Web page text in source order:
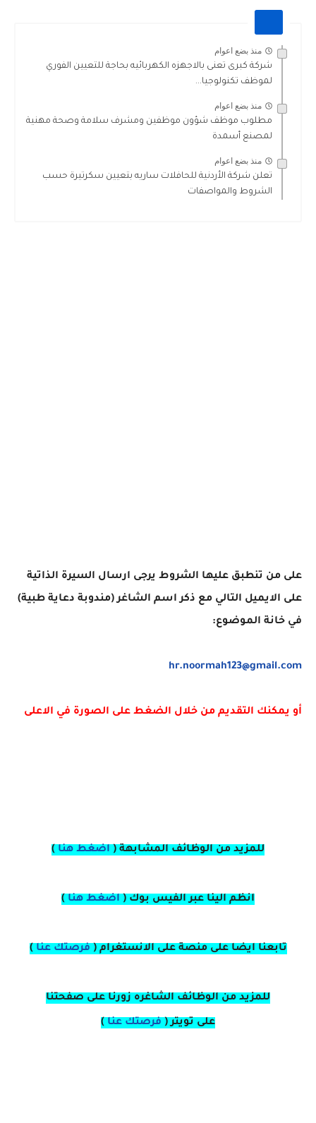
منذ بضع اعوام
شركة كبرى تعنى بالاجهزه الكهربائيه بحاجة للتعيين الفوري
لموظف تكنولوجيا...
منذ بضع اعوام
مطلوب موظف شؤون موظفين ومشرف سلامة وصحة مهنية
لمصنع أسمدة
منذ بضع اعوام
تعلن شركة الأردنية للحافلات ساريه بتعيين سكرتيرة حسب
الشروط والمواصفات
على من تنطبق عليها الشروط يرجى ارسال السيرة الذاتية
على الايميل التالي مع ذكر اسم الشاغر (مندوبة دعاية طبية)
في خانة الموضوع:
hr.noormah123@gmail.com
أو يمكنك التقديم من خلال الضغط على الصورة في الاعلى
للمزيد من الوظائف المشابهة ( اضغط هنا )
انظم الينا عبر الفيس بوك ( اضغط هنا )
تابعنا ايضا على منصة على الانستغرام ( فرصتك عنا )
للمزيد من الوظائف الشاغره زورنا على صفحتنا
على تويتر( فرصتك عنا )